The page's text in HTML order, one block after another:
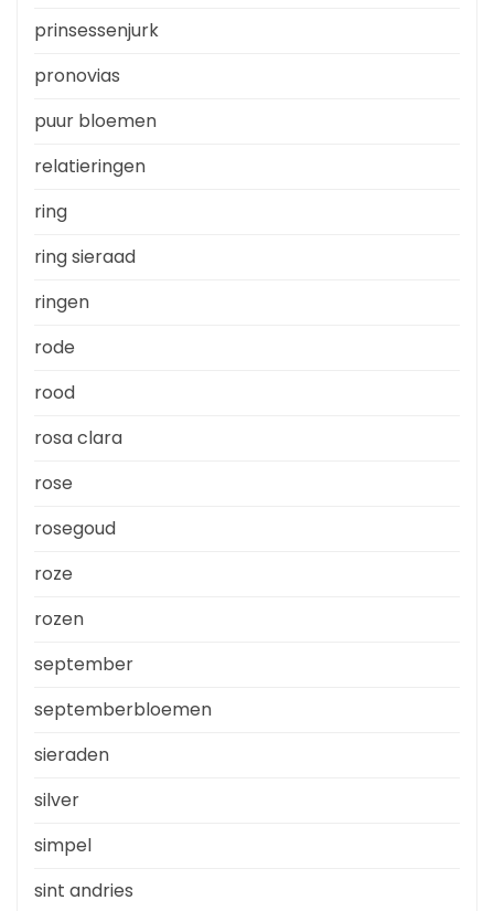
prinsessenjurk
pronovias
puur bloemen
relatieringen
ring
ring sieraad
ringen
rode
rood
rosa clara
rose
rosegoud
roze
rozen
september
septemberbloemen
sieraden
silver
simpel
sint andries